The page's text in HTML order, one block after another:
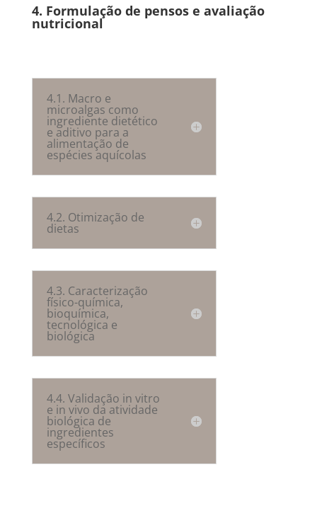
4. Formulação de pensos e avaliação
nutricional
4.1. Macro e
microalgas como
ingrediente dietético
e aditivo para a
alimentação de
espécies aquícolas
4.2. Otimização de
dietas
4.3. Caracterização
físico-química,
bioquímica,
tecnológica e
biológica
4.4. Validação in vitro
e in vivo da atividade
biológica de
ingredientes
específicos